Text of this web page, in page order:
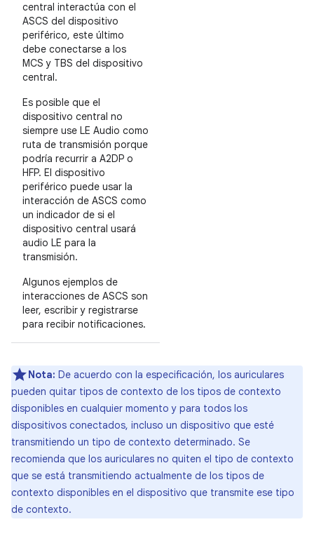
central interactúa con el
ASCS del dispositivo
periférico, este último
debe conectarse a los
MCS y TBS del dispositivo
central.
Es posible que el
dispositivo central no
siempre use LE Audio como
ruta de transmisión porque
podría recurrir a A2DP o
HFP. El dispositivo
periférico puede usar la
interacción de ASCS como
un indicador de si el
dispositivo central usará
audio LE para la
transmisión.
Algunos ejemplos de
interacciones de ASCS son
leer, escribir y registrarse
para recibir notificaciones.
Nota: De acuerdo con la especificación, los auriculares
pueden quitar tipos de contexto de los tipos de contexto
disponibles en cualquier momento y para todos los
dispositivos conectados, incluso un dispositivo que esté
transmitiendo un tipo de contexto determinado. Se
recomienda que los auriculares no quiten el tipo de contexto
que se está transmitiendo actualmente de los tipos de
contexto disponibles en el dispositivo que transmite ese tipo
de contexto.